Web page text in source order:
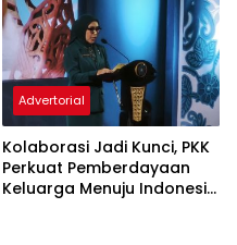
Advertorial
Kolaborasi Jadi Kunci, PKK
Perkuat Pemberdayaan
Keluarga Menuju Indonesia